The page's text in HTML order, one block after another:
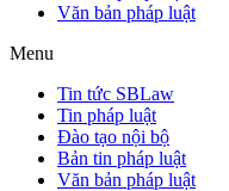
Văn bản pháp luật
Menu
Tin tức SBLaw
Tin pháp luật
Đào tạo nội bộ
Bản tin pháp luật
Văn bản pháp luật